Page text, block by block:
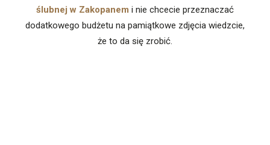
ślubnej w Zakopanem i nie chcecie przeznaczać
dodatkowego budżetu na pamiątkowe zdjęcia wiedzcie,
że to da się zrobić.